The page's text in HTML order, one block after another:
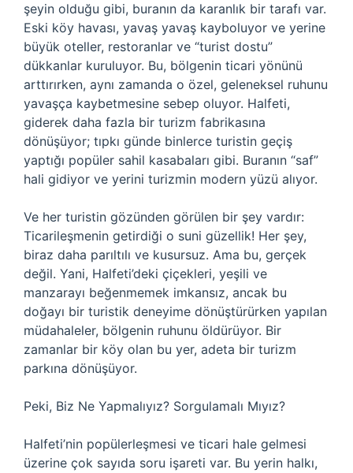
şeyin olduğu gibi, buranın da karanlık bir tarafı var.
Eski köy havası, yavaş yavaş kayboluyor ve yerine
büyük oteller, restoranlar ve “turist dostu”
dükkanlar kuruluyor. Bu, bölgenin ticari yönünü
arttırırken, aynı zamanda o özel, geleneksel ruhunu
yavaşça kaybetmesine sebep oluyor. Halfeti,
giderek daha fazla bir turizm fabrikasına
dönüşüyor; tıpkı günde binlerce turistin geçiş
yaptığı popüler sahil kasabaları gibi. Buranın “saf”
hali gidiyor ve yerini turizmin modern yüzü alıyor.
Ve her turistin gözünden görülen bir şey vardır:
Ticarileşmenin getirdiği o suni güzellik! Her şey,
biraz daha parıltılı ve kusursuz. Ama bu, gerçek
değil. Yani, Halfeti’deki çiçekleri, yeşili ve
manzarayı beğenmemek imkansız, ancak bu
doğayı bir turistik deneyime dönüştürürken yapılan
müdahaleler, bölgenin ruhunu öldürüyor. Bir
zamanlar bir köy olan bu yer, adeta bir turizm
parkına dönüşüyor.
Peki, Biz Ne Yapmalıyız? Sorgulamalı Mıyız?
Halfeti’nin popülerleşmesi ve ticari hale gelmesi
üzerine çok sayıda soru işareti var. Bu yerin halkı,